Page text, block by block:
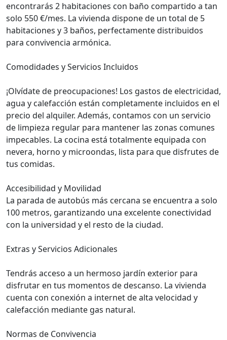
encontrarás 2 habitaciones con baño compartido a tan
solo 550 €/mes. La vivienda dispone de un total de 5
habitaciones y 3 baños, perfectamente distribuidos
para convivencia armónica.
Comodidades y Servicios Incluidos
¡Olvídate de preocupaciones! Los gastos de electricidad,
agua y calefacción están completamente incluidos en el
precio del alquiler. Además, contamos con un servicio
de limpieza regular para mantener las zonas comunes
impecables. La cocina está totalmente equipada con
nevera, horno y microondas, lista para que disfrutes de
tus comidas.
Accesibilidad y Movilidad
La parada de autobús más cercana se encuentra a solo
100 metros, garantizando una excelente conectividad
con la universidad y el resto de la ciudad.
Extras y Servicios Adicionales
Tendrás acceso a un hermoso jardín exterior para
disfrutar en tus momentos de descanso. La vivienda
cuenta con conexión a internet de alta velocidad y
calefacción mediante gas natural.
Normas de Convivencia